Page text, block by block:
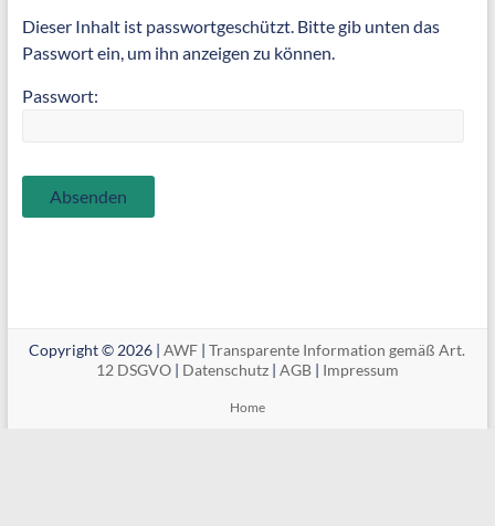
Dieser Inhalt ist passwortgeschützt. Bitte gib unten das
Passwort ein, um ihn anzeigen zu können.
Passwort:
Copyright © 2026 |AWF |Transparente Information gemäß Art.
12 DSGVO| Datenschutz| AGB| Impressum
Home